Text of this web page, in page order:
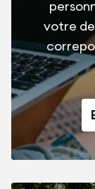
votre